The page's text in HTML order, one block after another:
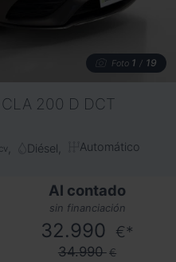
Foto 1 / 19
CLA 200 D DCT
cv Diésel Automático
Al contado
sin financiación
32.990 €*
34.990 €